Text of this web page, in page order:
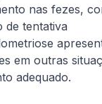
nas fezes,
de tentativa
em outras
adequado.